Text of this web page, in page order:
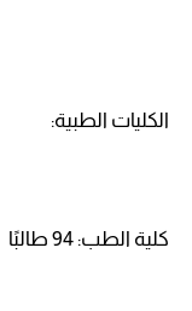
الكليات الطبية:
كلية الطب: 94 طالبًا